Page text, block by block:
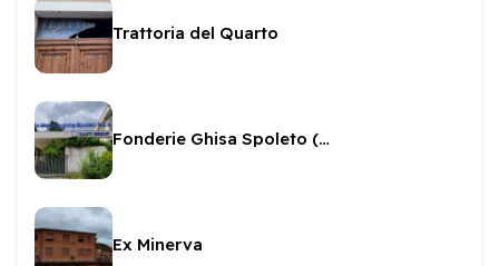
Trattoria del Quarto
Fonderie Ghisa Spoleto (Pozzi)
Ex Minerva